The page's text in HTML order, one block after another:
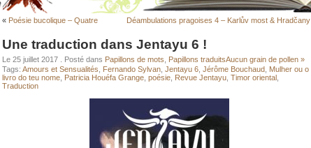
« Poésie bucolique – Quatre Déambulations pragoises 4 – Karlův most & Hradčany
Une traduction dans Jentayu 6 !
Le 25 juillet 2017 . Posté dans Papillons de mots Papillons traduitsAucun grain de pollen »
Tags: Amours et Sensualités Fernando Sylvan Jentayu 6 Jérôme Bouchaud Mulher ou o
livro do teu nome Patricia Houéfa Grange poésie Revue Jentayu Timor oriental
Traduction